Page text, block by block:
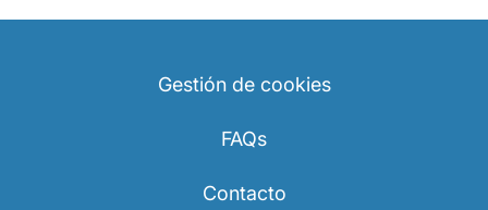
Gestión de cookies
FAQs
Contacto